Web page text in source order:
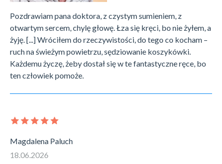
Pozdrawiam pana doktora, z czystym sumieniem, z
otwartym sercem, chylę głowę. Łza się kręci, bo nie żyłem, a
żyję. [...] Wróciłem do rzeczywistości, do tego co kocham –
ruch na świeżym powietrzu, sędziowanie koszykówki.
Każdemu życzę, żeby dostał się w te fantastyczne ręce, bo
ten człowiek pomoże.
Magdalena Paluch
18.06.2026